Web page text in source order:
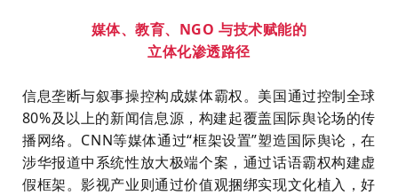
媒体、教育、NGO 与技术赋能的
立体化渗透路径
信息垄断与叙事操控构成媒体霸权。美国通过控制全球
80%及以上的新闻信息源，构建起覆盖国际舆论场的传
播网络。CNN等媒体通过“框架设置”塑造国际舆论，在
涉华报道中系统性放大极端个案，通过话语霸权构建虚
假框架。影视产业则通过价值观捆绑实现文化植入，好